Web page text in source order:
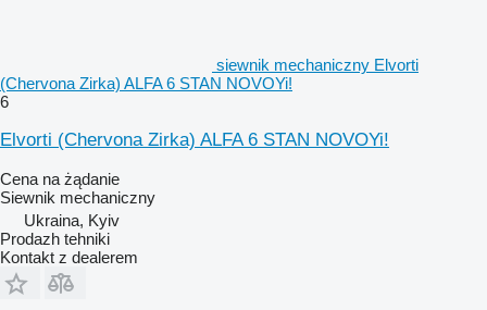
siewnik mechaniczny Elvorti
(Chervona Zirka) ALFA 6 STAN NOVOYi!
6
Elvorti (Chervona Zirka) ALFA 6 STAN NOVOYi!
Cena na żądanie
Siewnik mechaniczny
Ukraina, Kyiv
Prodazh tehniki
Kontakt z dealerem